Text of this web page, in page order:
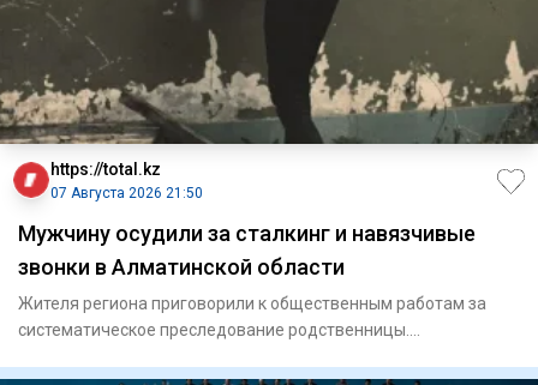
https://total.kz
07 Августа 2026 21:50
Мужчину осудили за сталкинг и навязчивые
звонки в Алматинской области
Жителя региона приговорили к общественным работам за
систематическое преследование родственницы.